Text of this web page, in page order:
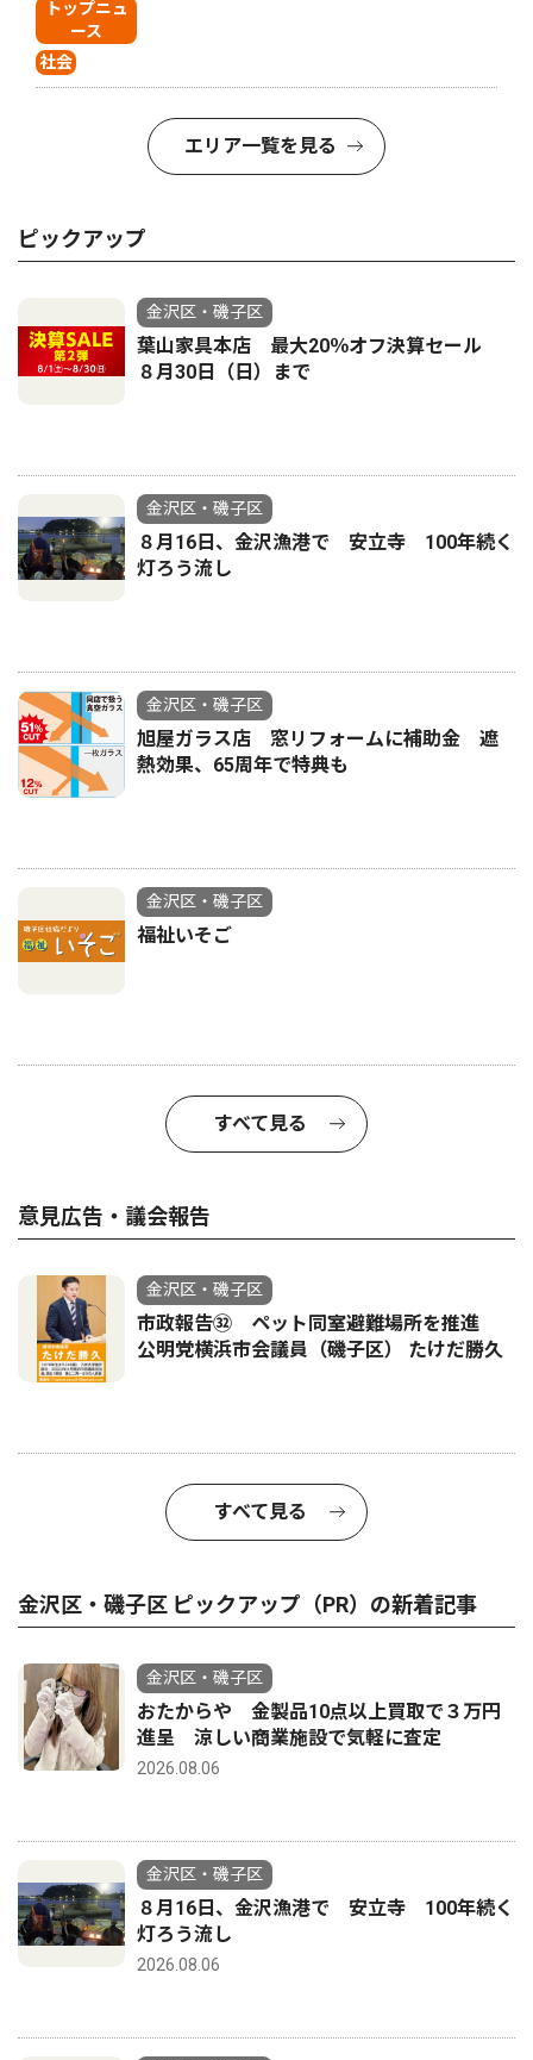
トップニュ
ース
社会
エリア一覧を見る
ピックアップ
金沢区・磯子区
葉山家具本店 最大20％オフ決算セール
８月30日（日）まで
金沢区・磯子区
８月16日、金沢漁港で 安立寺 100年続く
灯ろう流し
金沢区・磯子区
旭屋ガラス店 窓リフォームに補助金 遮
熱効果、65周年で特典も
金沢区・磯子区
福祉いそご
すべて見る
意見広告・議会報告
金沢区・磯子区
市政報告㉜ ペット同室避難場所を推進
公明党横浜市会議員（磯子区） たけだ勝久
すべて見る
金沢区・磯子区 ピックアップ（PR）の新着記事
金沢区・磯子区
おたからや 金製品10点以上買取で３万円
進呈 涼しい商業施設で気軽に査定
2026.08.06
金沢区・磯子区
８月16日、金沢漁港で 安立寺 100年続く
灯ろう流し
2026.08.06